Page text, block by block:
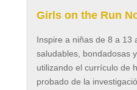
Girls on the Run
Inspire a niñas de 8 a 13
saludables, bondadosas
utilizando el currículo de
probado de la